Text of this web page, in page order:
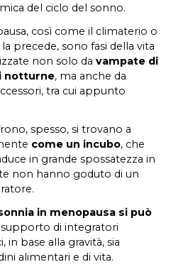
del ciclo del sonno.
così come il climaterio o
precede, sono fasi della vita
non solo da vampate di
notturne, ma anche da
tra cui appunto
spesso, si trovano a
come un incubo, che
in grande spossatezza in
non hanno goduto di un
in menopausa si può
supporto di integratori
in base alla gravità, sia
alimentari e di vita.